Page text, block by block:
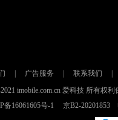
广告服务 联系我们
imobile.com.cn 爱科技 所有权
备16061605号-1
京B2-20201853